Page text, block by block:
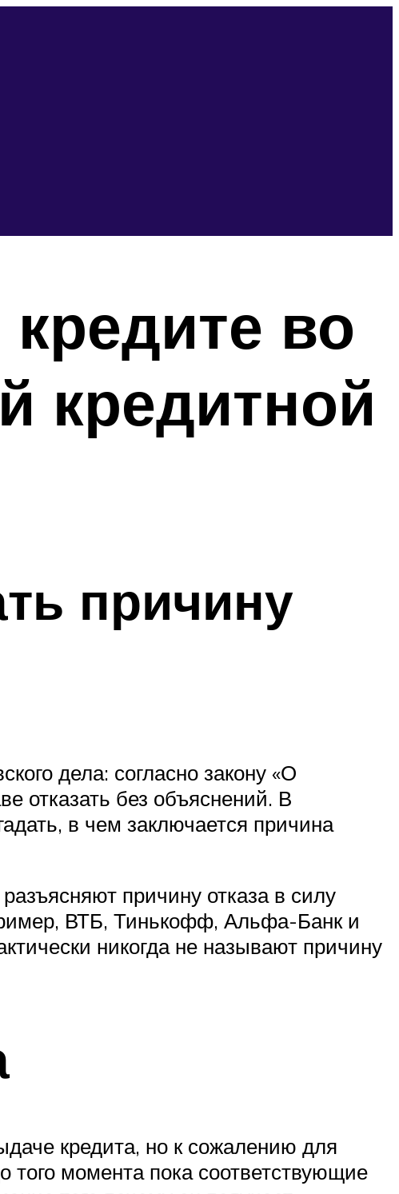
во
кредитной
причину
дела: согласно закону «О
отказать без объяснений. В
в чем заключается причина
причину отказа в силу
ВТБ, Тинькофф, Альфа-Банк и
никогда не называют причину
кредита, но к сожалению для
того момента пока соответствующие